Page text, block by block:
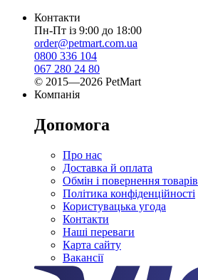
Контакти
Пн-Пт із 9:00 до 18:00
order@petmart.com.ua
0800 336 104
067 280 24 80
© 2015—2026 PetMart
Компанія
Допомога
Про нас
Доставка й оплата
Обмін і повернення товарів
Політика конфіденційності
Користувацька угода
Контакти
Наші переваги
Карта сайту
Вакансії